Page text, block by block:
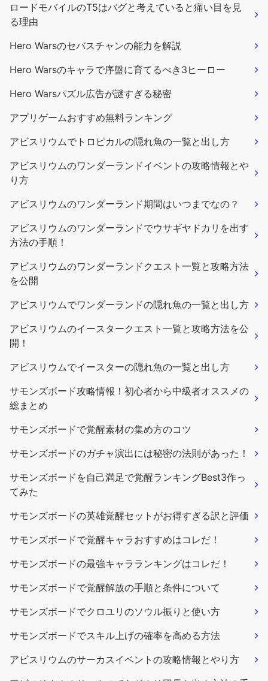
ロードモバイルのT5はバグと考えていると痛い目を見
る理由
Hero Warsのセバスチャンの能力を解説
Hero Warsのキャラで序盤に育てるべき3ヒーロー
Hero Warsパズル広告が謎すぎる秘密
アプリゲームおすすめ無料ランキング
アビスリウムでトロピカルの隠れ魚の一覧と出し方
アビスリウムのワンダーランドイベントの攻略情報とや
り方
アビスリウムのワンダーランド期間はいつまでなの？
アビスリウムのワンダーランドでウサギヤドカリを出す
方法の手順！
アビスリウムのワンダーランドクエスト一覧と攻略方法
を公開
アビスリウムでワンダーランドの隠れ魚の一覧と出し方
アビスリウムのイースタークエスト一覧と攻略方法を公
開！
アビスリウムでイースターの隠れ魚の一覧と出し方
サモンズボード攻略情報！初心者から中級者オススメの
総まとめ
サモンズボードで覚醒素材の集め方のコツ
サモンズボードのガチャ演出には秘密の法則があった！
サモンズボードを自己満足で覚醒ランキングBest3作っ
てみた
サモンズボードの英雄覚醒セットがお得すぎる訳と評価
サモンズボードで覚醒キャラおすすめはコレだ！
サモンズボードの最強キャラランキングはコレだ！
サモンズボードで覚醒解放の手順と条件について
サモンズボードでクロユリのソウル振りと使い方
サモンズボードでスキル上げの確率を高める方法
アビスリウムのサーカスイベントの攻略情報とやり方